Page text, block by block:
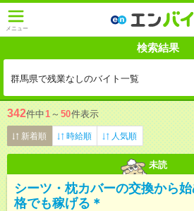
メニュー
検索結果
群馬県で残業なしのバイト一覧
342件中1 ～ 50件表示
新着順 時給順 人気順
未読
シーツ・枕カバーの交換から
格でも稼げる＊